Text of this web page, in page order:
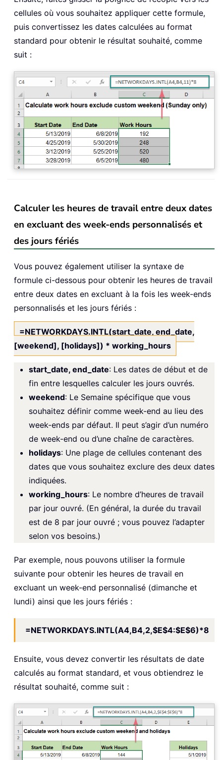
cellules où vous souhaitez appliquer cette formule,
puis convertissez les dates calculées au format
standard pour obtenir le résultat souhaité, comme
suit :
Calculer les heures de travail entre deux dates
en excluant des week-ends personnalisés et
des jours fériés
Vous pouvez également utiliser la syntaxe de
formule ci-dessous pour obtenir les heures de travail
entre deux dates en excluant à la fois les week-ends
personnalisés et les jours fériés :
=NETWORKDAYS.INTL(start_date, end_date,
[weekend], [holidays]) * working_hours
start_date, end_date: Les dates de début et de
fin entre lesquelles calculer les jours ouvrés.
weekend: Le Semaine spécifique que vous
souhaitez définir comme week-end au lieu des
week-ends par défaut. Il peut s’agir d’un numéro
de week-end ou d’une chaîne de caractères.
holidays: Une plage de cellules contenant des
dates que vous souhaitez exclure des deux dates
indiquées.
working_hours: Le nombre d’heures de travail
par jour ouvré. (En général, la durée du travail
est de 8 par jour ouvré ; vous pouvez l’adapter
selon vos besoins.)
Par exemple, nous pouvons utiliser la formule
suivante pour obtenir les heures de travail en
excluant un week-end personnalisé (dimanche et
lundi) ainsi que les jours fériés :
=NETWORKDAYS.INTL(A4,B4,2,$E$4:$E$6)*8
Ensuite, vous devez convertir les résultats de date
calculés au format standard, et vous obtiendrez le
résultat souhaité, comme suit :